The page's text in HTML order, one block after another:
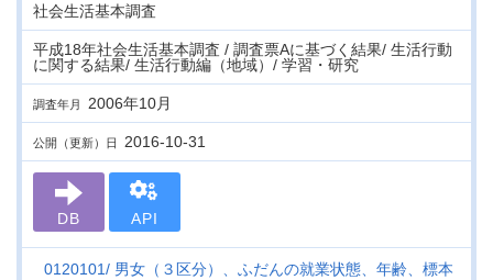
社会生活基本調査
平成18年社会生活基本調査 / 調査票Aに基づく結果/ 生活行動
に関する結果/ 生活行動編（地域）/ 学習・研究
調査年月 2006年10月
公開（更新）日 2016-10-31
DB API
0120101 男女（３区分）、ふだんの就業状態、年齢、標本